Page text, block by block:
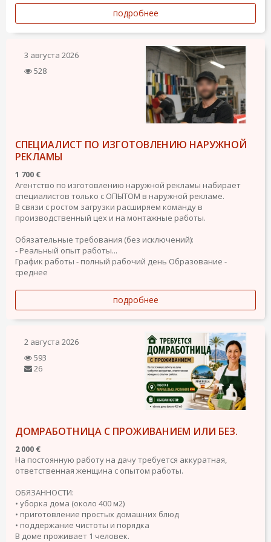
подробнее
3 августа 2026
528
СПЕЦИАЛИСТ ПО ИЗГОТОВЛЕНИЮ НАРУЖНОЙ
РЕКЛАМЫ
1 700 €
Агентство по изготовлению наружной рекламы набирает
специалистов только с ОПЫТОМ в наружной рекламе.
В связи с ростом загрузки расширяем команду в
производственный цех и на монтажные работы.
Обязательные требования (без исключений):
- Реальный опыт работы...
График работы - полный рабочий день Образование -
среднее
подробнее
2 августа 2026
593
26
ДОМРАБОТНИЦА С ПРОЖИВАНИЕМ ИЛИ БЕЗ.
2 000 €
На постоянную работу на дачу требуется аккуратная,
ответственная женщина с опытом работы.
ОБЯЗАННОСТИ:
• уборка дома (около 400 м2)
• приготовление простых домашних блюд
• поддержание чистоты и порядка
В доме проживает 1 человек.